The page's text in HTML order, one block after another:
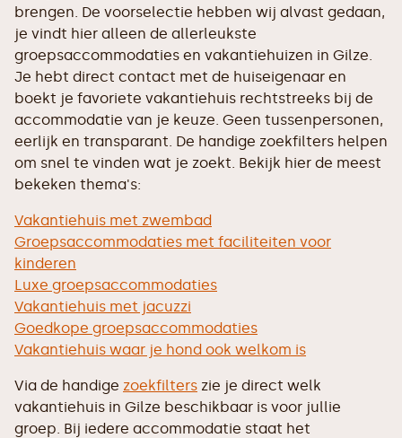
brengen. De voorselectie hebben wij alvast gedaan,
je vindt hier alleen de allerleukste
groepsaccommodaties en vakantiehuizen in Gilze.
Je hebt direct contact met de huiseigenaar en
boekt je favoriete vakantiehuis rechtstreeks bij de
accommodatie van je keuze. Geen tussenpersonen,
eerlijk en transparant. De handige zoekfilters helpen
om snel te vinden wat je zoekt. Bekijk hier de meest
bekeken thema's:
Vakantiehuis met zwembad
Groepsaccommodaties met faciliteiten voor
kinderen
Luxe groepsaccommodaties
Vakantiehuis met jacuzzi
Goedkope groepsaccommodaties
Vakantiehuis waar je hond ook welkom is
Via de handige zoekfilters zie je direct welk
vakantiehuis in Gilze beschikbaar is voor jullie
groep. Bij iedere accommodatie staat het